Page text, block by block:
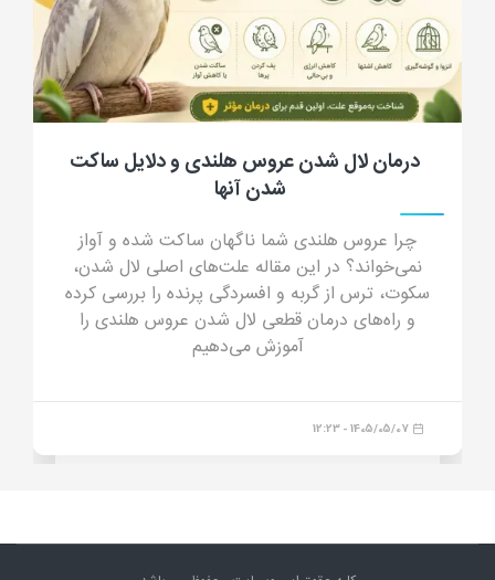
جرب گوش گربه؛ علائم، علت، تشخیص، درمان
و پیشگیری از کنه گوش گربه
جرب گوش گربه چیست؟ در این مقاله جامع با علائم
جرب گوش (ترشحات شبیه پودر قهوه)، دلایل انتقال،
خطرات درمان خانگی و داروهای مدرن درمان قطعی
آشنا شوید.
1405/04/23 - 16:44